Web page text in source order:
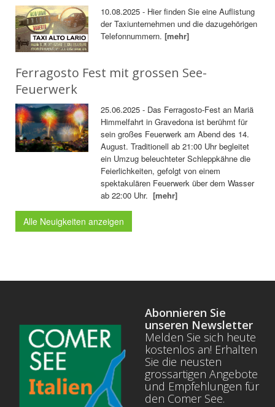
10.08.2025 - Hier finden Sie eine Auflistung
der Taxiunternehmen und die dazugehörigen
Telefonnummern.[mehr]
Ferragosto Fest mit grossen See-
Feuerwerk
25.06.2025 - Das Ferragosto-Fest an Mariä
Himmelfahrt in Gravedona ist berühmt für
sein großes Feuerwerk am Abend des 14.
August. Traditionell ab 21:00 Uhr begleitet
ein Umzug beleuchteter Schleppkähne die
Feierlichkeiten, gefolgt von einem
spektakulären Feuerwerk über dem Wasser
ab 22:00 Uhr.[mehr]
Alle Neuigkeiten anzeigen
Abonnieren Sie
unseren Newsletter
Melden Sie sich heute
kostenlos an! Erhalten
Sie die neusten
grossartigen Angebote
und Empfehlungen für
den Comer See.